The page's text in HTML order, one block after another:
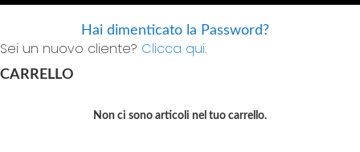
Hai dimenticato la Password?
Sei un nuovo cliente? Clicca qui.
CARRELLO
Non ci sono articoli nel tuo carrello.